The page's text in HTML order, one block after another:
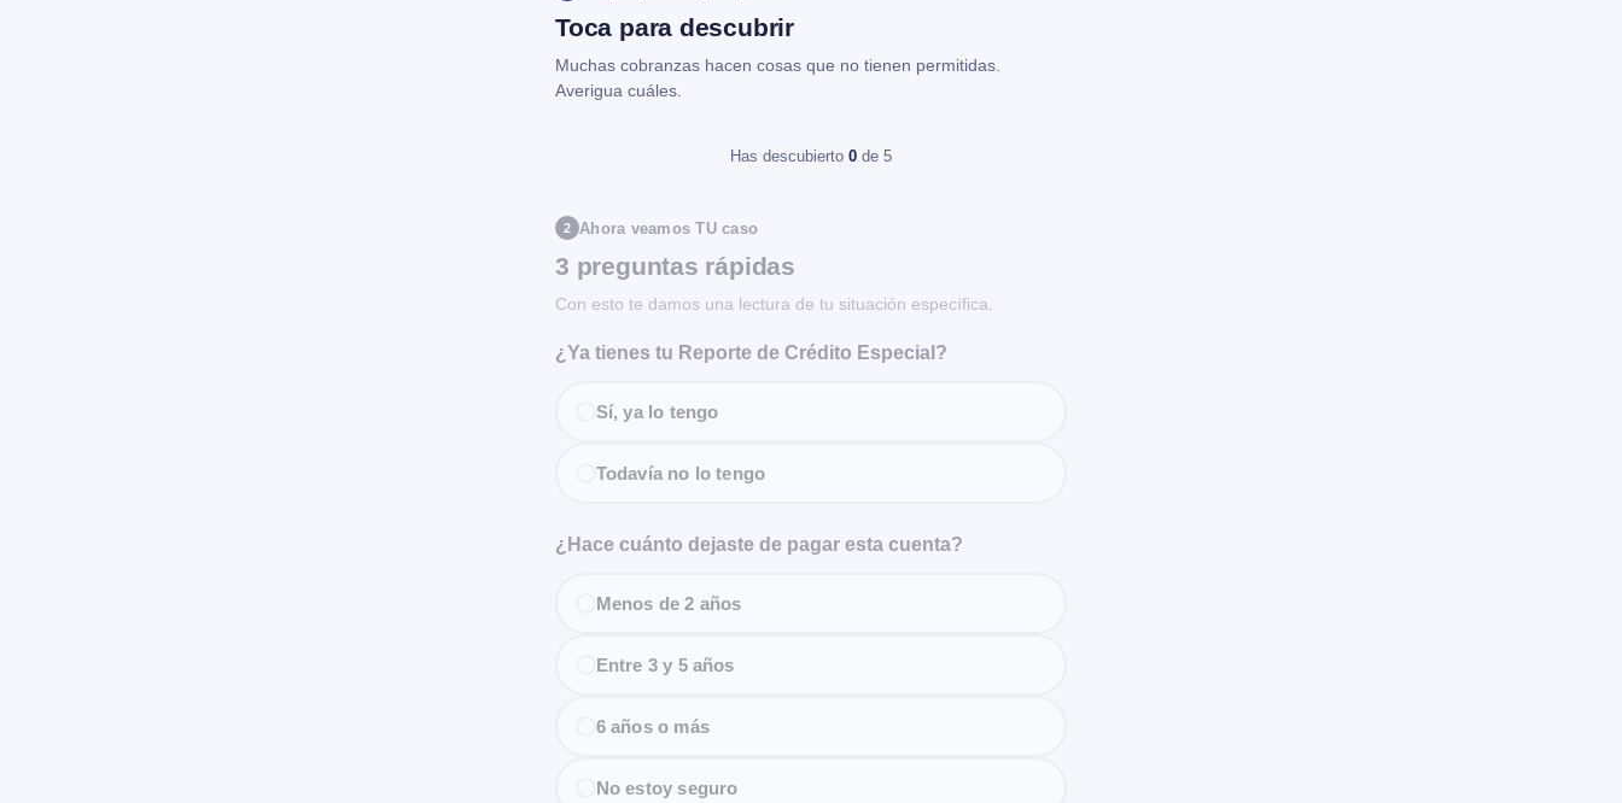
Toca para descubrir
Muchas cobranzas hacen cosas que no tienen permitidas.
Averigua cuáles.
Has descubierto 0 de 5
2 Ahora veamos TU caso
3 preguntas rápidas
Con esto te damos una lectura de tu situación específica.
¿Ya tienes tu Reporte de Crédito Especial?
Sí, ya lo tengo
Todavía no lo tengo
¿Hace cuánto dejaste de pagar esta cuenta?
Menos de 2 años
Entre 3 y 5 años
6 años o más
No estoy seguro